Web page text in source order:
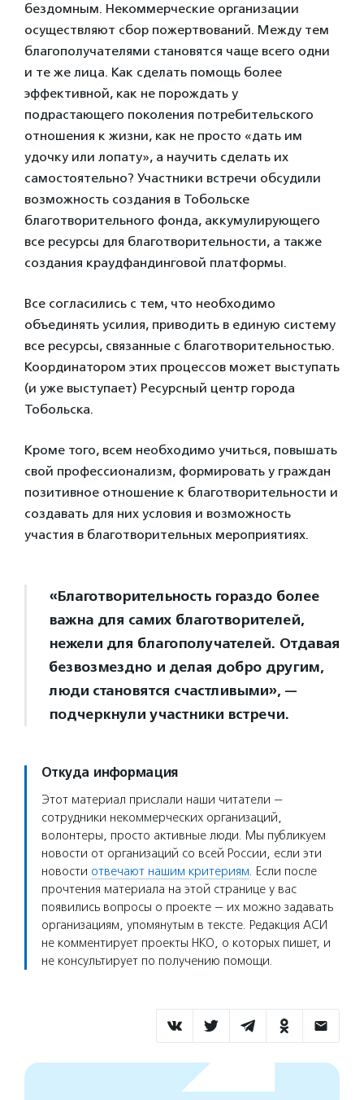
бездомным. Некоммерческие организации
осуществляют сбор пожертвований. Между тем
благополучателями становятся чаще всего одни
и те же лица. Как сделать помощь более
эффективной, как не порождать у
подрастающего поколения потребительского
отношения к жизни, как не просто «дать им
удочку или лопату», а научить сделать их
самостоятельно? Участники встречи обсудили
возможность создания в Тобольске
благотворительного фонда, аккумулирующего
все ресурсы для благотворительности, а также
создания краудфандинговой платформы.
Все согласились с тем, что необходимо
объединять усилия, приводить в единую систему
все ресурсы, связанные с благотворительностью.
Координатором этих процессов может выступать
(и уже выступает) Ресурсный центр города
Тобольска.
Кроме того, всем необходимо учиться, повышать
свой профессионализм, формировать у граждан
позитивное отношение к благотворительности и
создавать для них условия и возможность
участия в благотворительных мероприятиях.
«Благотворительность гораздо более
важна для самих благотворителей,
нежели для благополучателей. Отдавая
безвозмездно и делая добро другим,
люди становятся счастливыми», —
подчеркнули участники встречи.
Откуда информация
Этот материал прислали наши читатели —
сотрудники некоммерческих организаций,
волонтеры, просто активные люди. Мы публикуем
новости от организаций со всей России, если эти
новости отвечают нашим критериям. Если после
прочтения материала на этой странице у вас
появились вопросы о проекте — их можно задавать
организациям, упомянутым в тексте. Редакция АСИ
не комментирует проекты НКО, о которых пишет, и
не консультирует по получению помощи.